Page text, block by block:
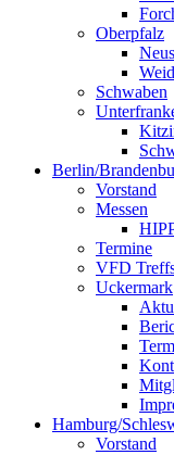
Oberpfalz
Schwaben
Berlin/
Vorstand
Messen
Termine
VFD
Uckermark
Hamburg/
Vorstand